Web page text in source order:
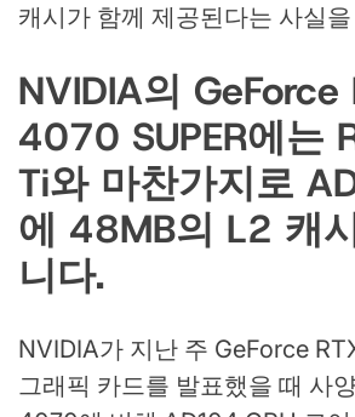
캐시가 함께 제공된다는 사실
NVIDIA의 GeForce
4070 SUPER에는
Ti와 마찬가지로
에 48MB의 L2 캐
니다.
NVIDIA가 지난 주 GeForce
그래픽 카드를 발표했을 때 사